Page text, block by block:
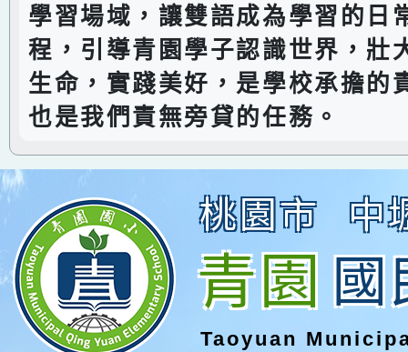
學習場域，讓雙語成為學習的日
程，引導青園學子認識世界，壯
生命，實踐美好，是學校承擔的
也是我們責無旁貸的任務。
桃園市 中
青園國
Taoyuan